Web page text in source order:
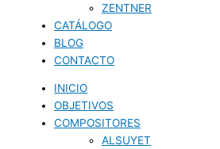
ZENTNER
CATÁLOGO
BLOG
CONTACTO
INICIO
OBJETIVOS
COMPOSITORES
ALSUYET